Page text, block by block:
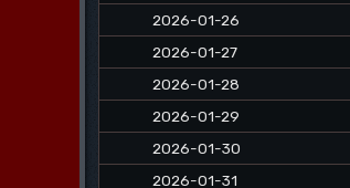
2026-01-26
2026-01-27
2026-01-28
2026-01-29
2026-01-30
2026-01-31